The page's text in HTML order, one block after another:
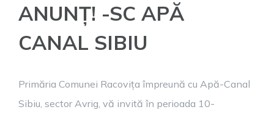
ANUNȚ! -SC APĂ
CANAL SIBIU
Primăria Comunei Racovița împreună cu Apă-Canal
Sibiu, sector Avrig, vă invită în perioada 10-